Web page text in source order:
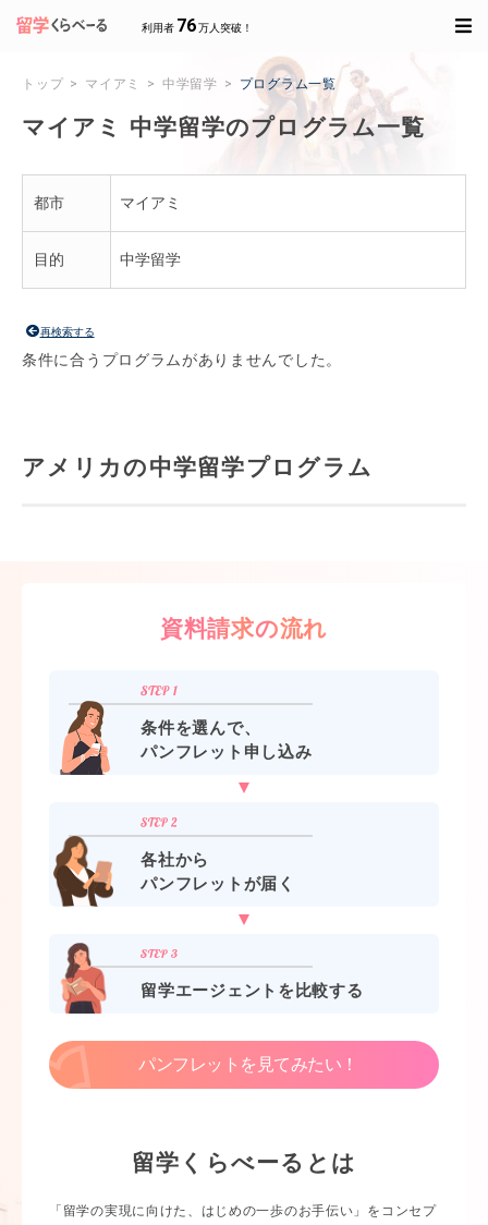
利用者 76万人突破！
トップ マイアミ 中学留学 プログラム一覧
マイアミ 中学留学のプログラム一覧
都市 マイアミ
目的 中学留学
再検索する
条件に合うプログラムがありませんでした。
アメリカの中学留学プログラム
資料請求の流れ
条件を選んで、
パンフレット申し込み
各社から
パンフレットが届く
留学エージェントを比較する
パンフレットを見てみたい！
留学くらべーるとは
「留学の実現に向けた、はじめの一歩のお手伝い」をコンセプ